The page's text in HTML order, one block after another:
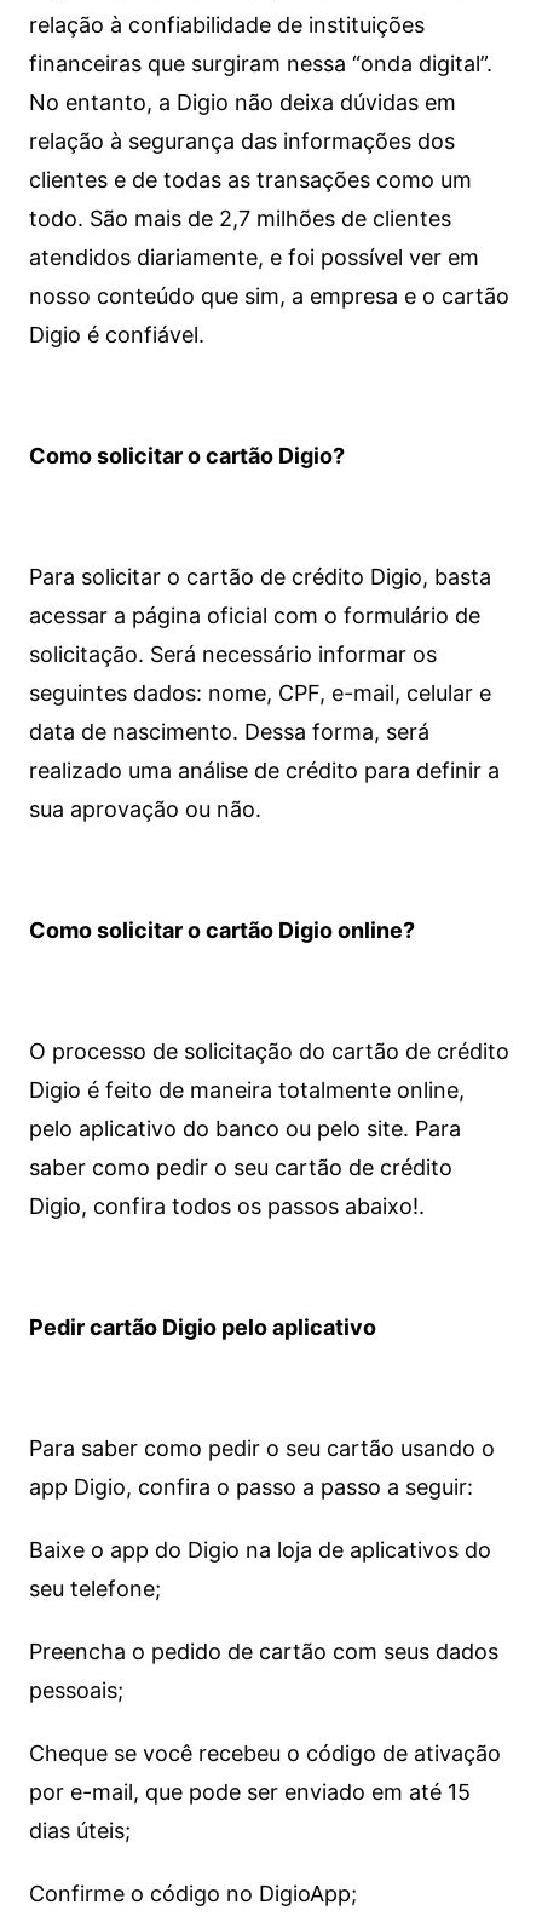
relação à confiabilidade de instituições
financeiras que surgiram nessa “onda digital”.
No entanto, a Digio não deixa dúvidas em
relação à segurança das informações dos
clientes e de todas as transações como um
todo. São mais de 2,7 milhões de clientes
atendidos diariamente, e foi possível ver em
nosso conteúdo que sim, a empresa e o cartão
Digio é confiável.
Como solicitar o cartão Digio?
Para solicitar o cartão de crédito Digio, basta
acessar a página oficial com o formulário de
solicitação. Será necessário informar os
seguintes dados: nome, CPF, e-mail, celular e
data de nascimento. Dessa forma, será
realizado uma análise de crédito para definir a
sua aprovação ou não.
Como solicitar o cartão Digio online?
O processo de solicitação do cartão de crédito
Digio é feito de maneira totalmente online,
pelo aplicativo do banco ou pelo site. Para
saber como pedir o seu cartão de crédito
Digio, confira todos os passos abaixo!.
Pedir cartão Digio pelo aplicativo
Para saber como pedir o seu cartão usando o
app Digio, confira o passo a passo a seguir:
Baixe o app do Digio na loja de aplicativos do
seu telefone;
Preencha o pedido de cartão com seus dados
pessoais;
Cheque se você recebeu o código de ativação
por e-mail, que pode ser enviado em até 15
dias úteis;
Confirme o código no DigioApp;